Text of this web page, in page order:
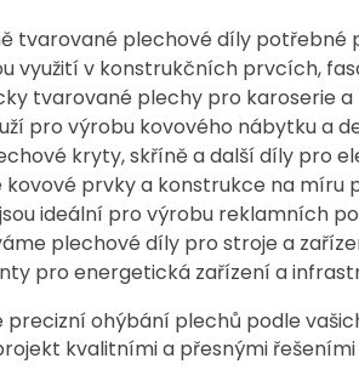
tvarované plechové díly potřebné
využití v konstrukčních prvcích,
tvarované plechy pro karoserie a
pro výrobu kovového nábytku a
kryty, skříně a další díly pro
prvky a konstrukce na míru
ideální pro výrobu reklamních
plechové díly pro stroje a
pro energetická zařízení a
ohýbání plechů podle
kvalitními a přesnými